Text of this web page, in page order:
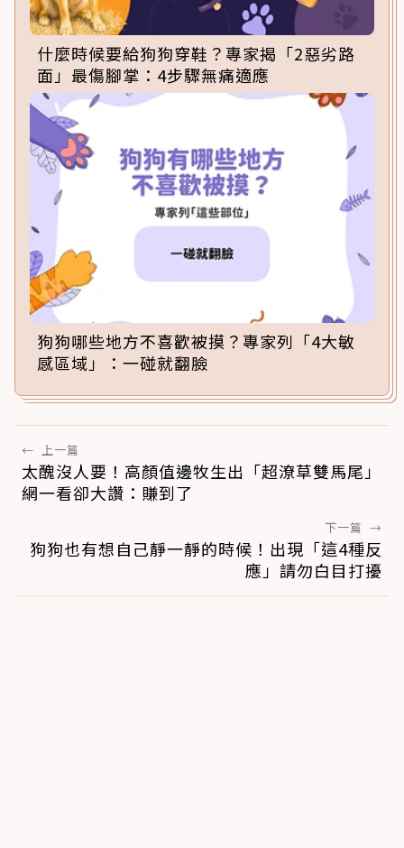
什麼時候要給狗狗穿鞋？專家揭「2惡劣路
面」最傷腳掌：4步驟無痛適應
狗狗哪些地方不喜歡被摸？專家列「4大敏
感區域」：一碰就翻臉
← 上一篇
太醜沒人要！高顏值邊牧生出「超潦草雙馬尾」
網一看卻大讚：賺到了
下一篇 →
狗狗也有想自己靜一靜的時候！出現「這4種反
應」請勿白目打擾